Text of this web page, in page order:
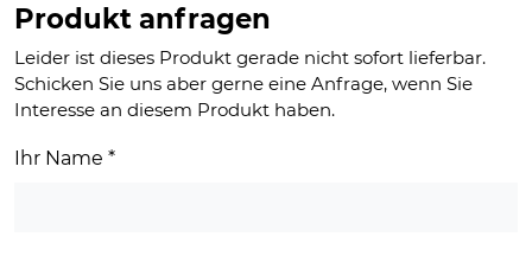
Produkt anfragen
Leider ist dieses Produkt gerade nicht sofort lieferbar.
Schicken Sie uns aber gerne eine Anfrage, wenn Sie
Interesse an diesem Produkt haben.
Ihr Name *